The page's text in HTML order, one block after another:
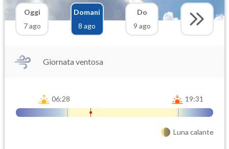
Oggi
7 ago
Domani
8 ago
Do
9 ago
Giornata ventosa
06:28 19:31
Luna calante